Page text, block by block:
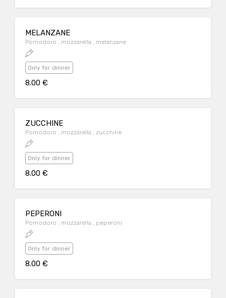
MELANZANE
Pomodoro , mozzarella , melanzane
Only for dinner
8.00 €
ZUCCHINE
Pomodoro , mozzarella , zucchine
Only for dinner
8.00 €
PEPERONI
Pomodoro , mozzarella , peperoni
Only for dinner
8.00 €